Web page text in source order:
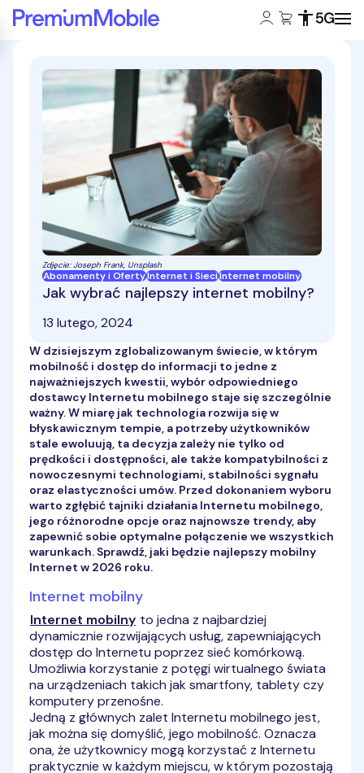
Powróć do strony głównej Konto klienta:
Koszyk:Zasięg
Zdjęcie: Joseph Frank, Unsplash
Abonamenty i OfertyInternet i SieciInternet mobilny
Jak wybrać najlepszy internet mobilny?
13 lutego, 2024
W dzisiejszym zglobalizowanym świecie, w którym
mobilność i dostęp do informacji to jedne z
najważniejszych kwestii, wybór odpowiedniego
dostawcy Internetu mobilnego staje się szczególnie
ważny. W miarę jak technologia rozwija się w
błyskawicznym tempie, a potrzeby użytkowników
stale ewoluują, ta decyzja zależy nie tylko od
prędkości i dostępności, ale także kompatybilności z
nowoczesnymi technologiami, stabilności sygnału
oraz elastyczności umów. Przed dokonaniem wyboru
warto zgłębić tajniki działania Internetu mobilnego,
jego różnorodne opcje oraz najnowsze trendy, aby
zapewnić sobie optymalne połączenie we wszystkich
warunkach. Sprawdź, jaki będzie najlepszy mobilny
Internet w 2026 roku.
Internet mobilny
Internet mobilny to jedna z najbardziej
dynamicznie rozwijających usług, zapewniających
dostęp do Internetu poprzez sieć komórkową.
Umożliwia korzystanie z potęgi wirtualnego świata
na urządzeniach takich jak smartfony, tablety czy
komputery przenośne.
Jedną z głównych zalet Internetu mobilnego jest,
jak można się domyślić, jego mobilność. Oznacza
ona, że użytkownicy mogą korzystać z Internetu
praktycznie w każdym miejscu, w którym pozostają